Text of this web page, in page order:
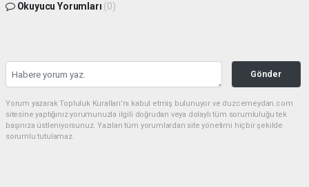
Okuyucu Yorumları (0)
Gönder
Yorum yazarak Topluluk Kuralları’nı kabul etmiş bulunuyor ve duzcemeydan.com
sitesine yaptığınız yorumunuzla ilgili doğrudan veya dolaylı tüm sorumluluğu tek
başınıza üstleniyorsunuz. Yazılan tüm yorumlardan site yönetimi hiçbir şekilde
sorumlu tutulamaz.